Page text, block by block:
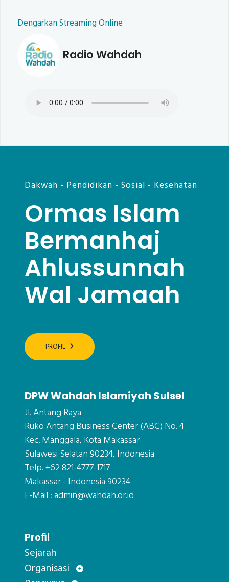
Dengarkan Streaming Online
Radio Wahdah
Dakwah - Pendidikan - Sosial - Kesehatan
Ormas Islam
Bermanhaj
Ahlussunnah
Wal Jamaah
PROFIL
DPW Wahdah Islamiyah Sulsel
Jl. Antang Raya
Ruko Antang Business Center (ABC) No. 4
Kec. Manggala, Kota Makassar
Sulawesi Selatan 90234, Indonesia
Telp. +62 821-4777-1717
Makassar - Indonesia 90234
E-Mail : admin@wahdah.or.id
Profil
Sejarah
Organisasi